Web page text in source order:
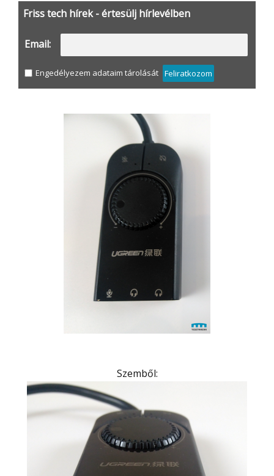
Friss tech hírek - értesülj hírlevélben
Email:
Engedélyezem adataim tárolását Feliratkozom
Szemből: